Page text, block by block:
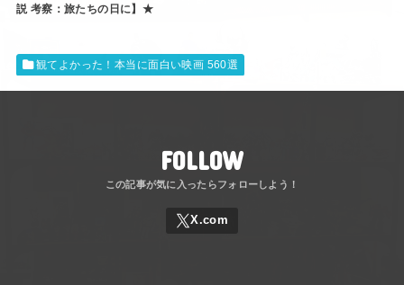
説 考察：旅たちの日に】★
観てよかった！本当に面白い映画 560選
FOLLOW